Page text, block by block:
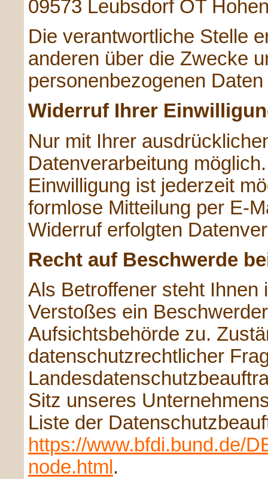
09573 Leubsdorf OT
Die verantwortliche Stelle
anderen über die Zwecke
personenbezogenen
Widerruf Ihrer
Nur mit Ihrer
Datenverarbeitung
Einwilligung ist jederzeit
formlose Mitteilung per E-
Widerruf erfolgten
Recht auf Beschwerde
Als Betroffener steht
Verstoßes ein
Aufsichtsbehörde zu.
datenschutzrechtlicher
Sitz unseres
Liste der
https://www.bfdi.bund.de/
node.html .